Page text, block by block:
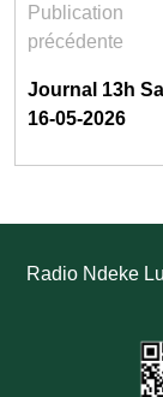
Publication
précédente
Journal 13h
16-05-2026
Radio Ndeke